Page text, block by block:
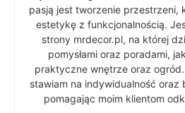
pasją jest tworzenie przestrzeni,
estetykę z funkcjonalnością.
strony mrdecor.pl, na której
pomysłami oraz poradami,
praktyczne wnętrze oraz
stawiam na indywidualność oraz
pomagając moim klientom